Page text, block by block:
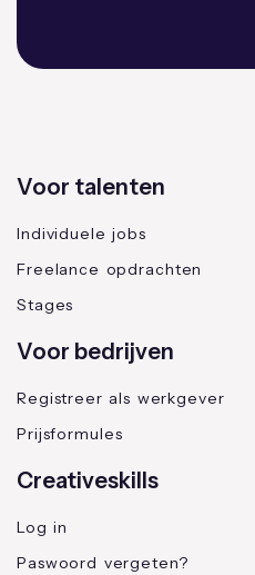
Voor talenten
Individuele jobs
Freelance opdrachten
Stages
Voor bedrijven
Registreer als werkgever
Prijsformules
Creativeskills
Log in
Paswoord vergeten?